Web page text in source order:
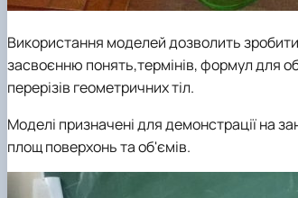
Використання моделей дозволить
засвоєнню понять,термінів, формул для
перерізів геометричних тіл.
Моделі призначені для демонстрації на
площ поверхонь та об'ємів.